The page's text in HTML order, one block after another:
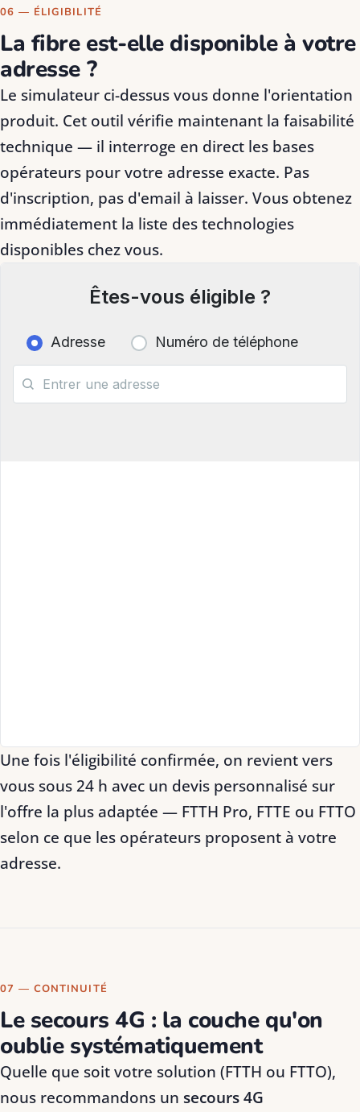
06 — ÉLIGIBILITÉ
La fibre est-elle disponible à votre
adresse ?
Le simulateur ci-dessus vous donne l'orientation
produit. Cet outil vérifie maintenant la faisabilité
technique — il interroge en direct les bases
opérateurs pour votre adresse exacte. Pas
d'inscription, pas d'email à laisser. Vous obtenez
immédiatement la liste des technologies
disponibles chez vous.
Une fois l'éligibilité confirmée, on revient vers
vous sous 24 h avec un devis personnalisé sur
l'offre la plus adaptée — FTTH Pro, FTTE ou FTTO
selon ce que les opérateurs proposent à votre
adresse.
07 — CONTINUITÉ
Le secours 4G : la couche qu'on
oublie systématiquement
Quelle que soit votre solution (FTTH ou FTTO),
nous recommandons un secours 4G